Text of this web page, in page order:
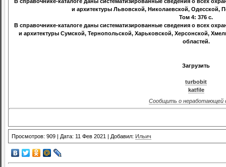
и архитектуры Львовской, Николаевской, Одесской,
Том 4: 376 с.
В справочнике-каталоге даны систематизированные сведения о всех
и архитектуры Сумской, Тернопольской, Харьковской, Херсонской,
областей.
Загрузить
turbobit
katfile
Сообщить о неработающей
Просмотров: 909 | Дата: 11 Фев 2021 | Добавил: Ильич